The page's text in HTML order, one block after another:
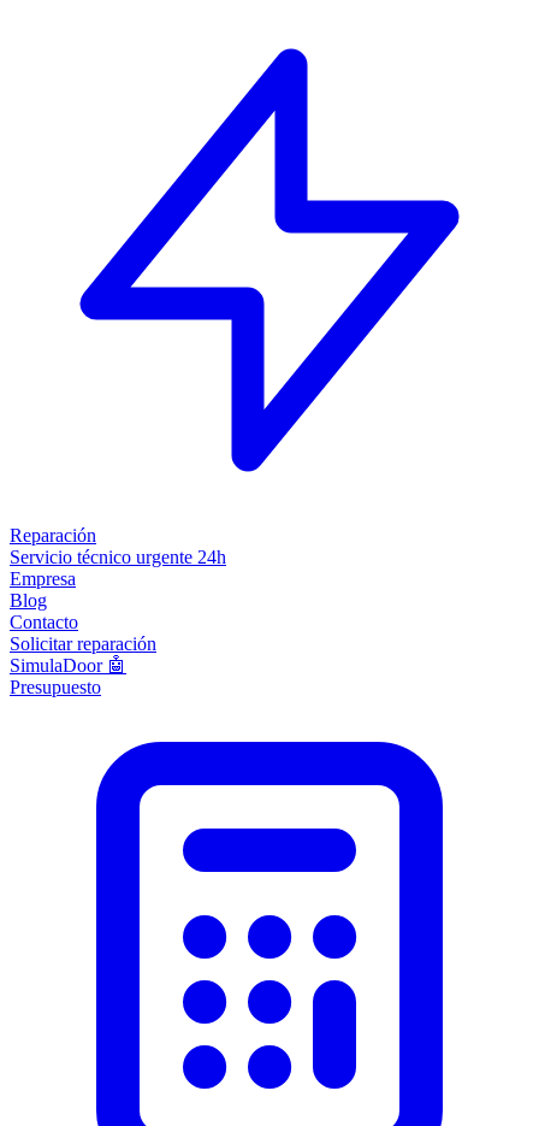
Reparación
Servicio técnico urgente 24h
Empresa
Blog
Contacto
Solicitar reparación
SimulaDoor 🤖
Presupuesto